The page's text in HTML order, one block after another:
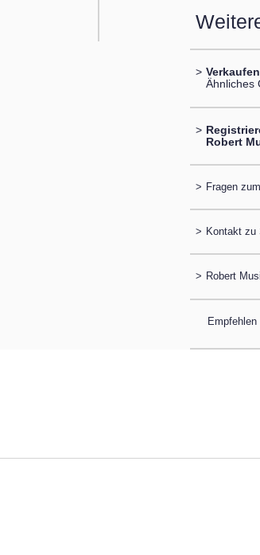
> Verkaufen
Ähnliches
>
Robert
> Fragen
> Kontakt zu
> Robert
Empfehlen